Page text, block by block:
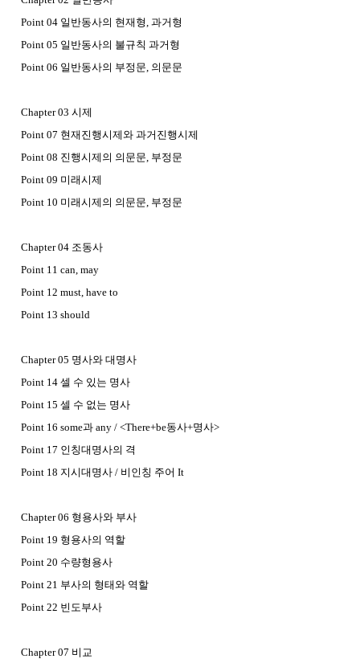
Point 04 일반동사의 현재형, 과거형
Point 05 일반동사의 불규칙 과거형
Point 06 일반동사의 부정문, 의문문
Chapter 03 시제
Point 07 현재진행시제와 과거진행시제
Point 08 진행시제의 의문문, 부정문
Point 09 미래시제
Point 10 미래시제의 의문문, 부정문
Chapter 04 조동사
Point 11 can, may
Point 12 must, have to
Point 13 should
Chapter 05 명사와 대명사
Point 14 셀 수 있는 명사
Point 15 셀 수 없는 명사
Point 16 some과 any / <There+be동사+명사>
Point 17 인칭대명사의 격
Point 18 지시대명사 / 비인칭 주어 It
Chapter 06 형용사와 부사
Point 19 형용사의 역할
Point 20 수량형용사
Point 21 부사의 형태와 역할
Point 22 빈도부사
Chapter 07 비교